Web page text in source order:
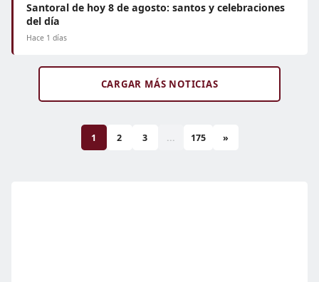
Santoral de hoy 8 de agosto: santos y celebraciones
del día
Hace 1 días
CARGAR MÁS NOTICIAS
1 2 3 ... 175 »